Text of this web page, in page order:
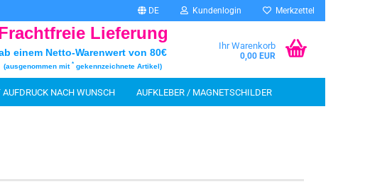
DE
auswählen
Kundenlogin Merkzettel
Lieferung
einem Netto-Warenwert von 80€
(ausgenommen mit * gekennzeichnete Artikel)
Ihr Warenkorb
0,00 EUR
NACH WUNSCH AUFKLEBER / MAGNETSCHILDER